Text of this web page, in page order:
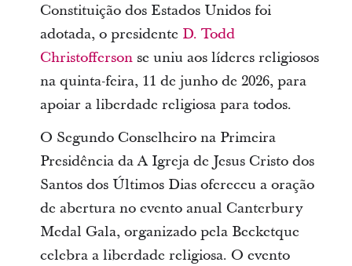
Constituição dos Estados Unidos foi
adotada, o presidente D. Todd
Christoffersonse uniu aos líderes religiosos
na quinta-feira, 11 de junho de 2026, para
apoiar a liberdade religiosa para todos.
O Segundo Conselheiro na Primeira
Presidência da A Igreja de Jesus Cristo dos
Santos dos Últimos Dias ofereceu a oração
de abertura no evento anual Canterbury
Medal Gala, organizado pela Becketque
celebra a liberdade religiosa. O evento